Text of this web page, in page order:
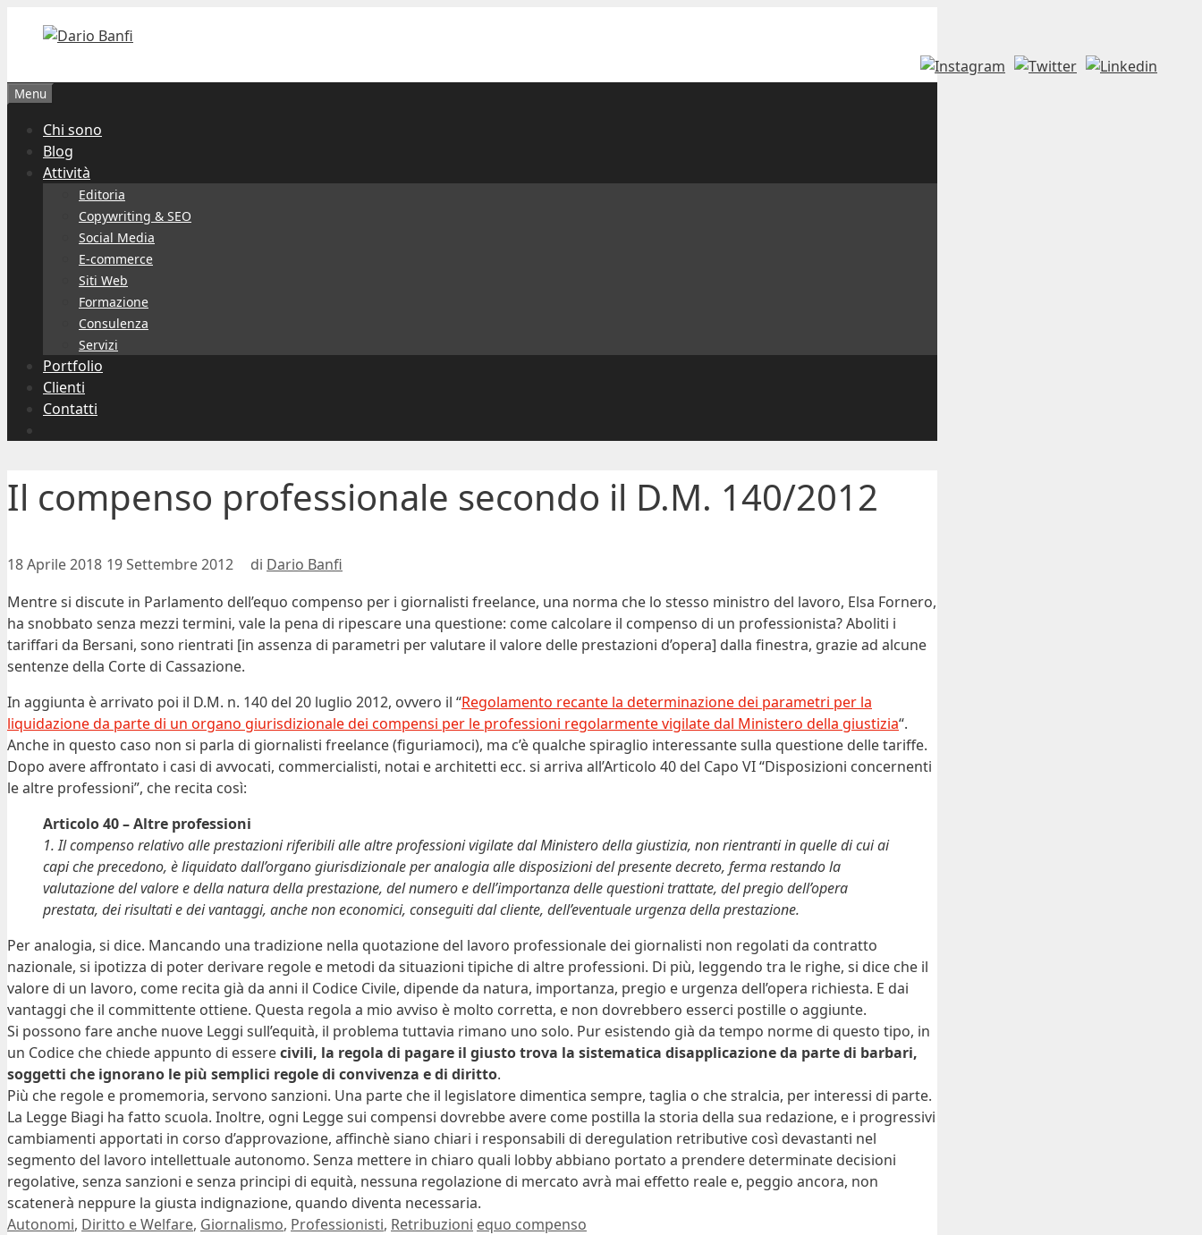
Menu
Chi sono
Blog
Attività
Editoria
Copywriting & SEO
Social Media
E-commerce
Siti Web
Formazione
Consulenza
Servizi
Portfolio
Clienti
Contatti
Il compenso professionale secondo il D.M. 140/2012
18 Aprile 2018 19 Settembre 2012 di Dario Banfi
Mentre si discute in Parlamento dell’equo compenso per i giornalisti freelance, una norma che lo stesso ministro del lavoro, Elsa Fornero,
ha snobbato senza mezzi termini, vale la pena di ripescare una questione: come calcolare il compenso di un professionista? Aboliti i
tariffari da Bersani, sono rientrati [in assenza di parametri per valutare il valore delle prestazioni d’opera] dalla finestra, grazie ad alcune
sentenze della Corte di Cassazione.
In aggiunta è arrivato poi il D.M. n. 140 del 20 luglio 2012, ovvero il “Regolamento recante la determinazione dei parametri per la
liquidazione da parte di un organo giurisdizionale dei compensi per le professioni regolarmente vigilate dal Ministero della giustizia“.
Anche in questo caso non si parla di giornalisti freelance (figuriamoci), ma c’è qualche spiraglio interessante sulla questione delle tariffe.
Dopo avere affrontato i casi di avvocati, commercialisti, notai e architetti ecc. si arriva all’Articolo 40 del Capo VI “Disposizioni concernenti
le altre professioni”, che recita così:
Articolo 40 – Altre professioni
1. Il compenso relativo alle prestazioni riferibili alle altre professioni vigilate dal Ministero della giustizia, non rientranti in quelle di cui ai
capi che precedono, è liquidato dall’organo giurisdizionale per analogia alle disposizioni del presente decreto, ferma restando la
valutazione del valore e della natura della prestazione, del numero e dell’importanza delle questioni trattate, del pregio dell’opera
prestata, dei risultati e dei vantaggi, anche non economici, conseguiti dal cliente, dell’eventuale urgenza della prestazione.
Per analogia, si dice. Mancando una tradizione nella quotazione del lavoro professionale dei giornalisti non regolati da contratto
nazionale, si ipotizza di poter derivare regole e metodi da situazioni tipiche di altre professioni. Di più, leggendo tra le righe, si dice che il
valore di un lavoro, come recita già da anni il Codice Civile, dipende da natura, importanza, pregio e urgenza dell’opera richiesta. E dai
vantaggi che il committente ottiene. Questa regola a mio avviso è molto corretta, e non dovrebbero esserci postille o aggiunte.
Si possono fare anche nuove Leggi sull’equità, il problema tuttavia rimano uno solo. Pur esistendo già da tempo norme di questo tipo, in
un Codice che chiede appunto di esserecivili, la regola di pagare il giusto trova la sistematica disapplicazione da parte di barbari,
soggetti che ignorano le più semplici regole di convivenza e di diritto.
Più che regole e promemoria, servono sanzioni. Una parte che il legislatore dimentica sempre, taglia o che stralcia, per interessi di parte.
La Legge Biagi ha fatto scuola. Inoltre, ogni Legge sui compensi dovrebbe avere come postilla la storia della sua redazione, e i progressivi
cambiamenti apportati in corso d’approvazione, affinchè siano chiari i responsabili di deregulation retributive così devastanti nel
segmento del lavoro intellettuale autonomo. Senza mettere in chiaro quali lobby abbiano portato a prendere determinate decisioni
regolative, senza sanzioni e senza principi di equità, nessuna regolazione di mercato avrà mai effetto reale e, peggio ancora, non
scatenerà neppure la giusta indignazione, quando diventa necessaria.
Categorie
Autonomi, Diritto e Welfare, Giornalismo, Professionisti, Retribuzioni Tag
equo compenso